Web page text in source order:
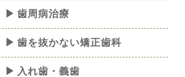
歯周病治療
歯を抜かない矯正歯科
入れ歯・義歯